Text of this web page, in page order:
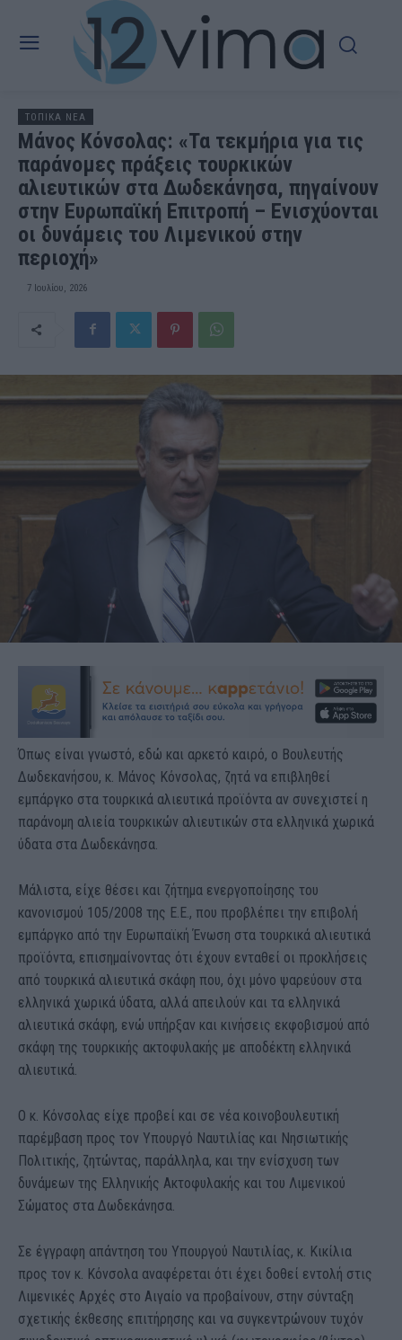
ΤΟΠΙΚΑ ΝΕΑ
Μάνος Κόνσολας: «Τα τεκμήρια για τις
παράνομες πράξεις τουρκικών
αλιευτικών στα Δωδεκάνησα, πηγαίνουν
στην Ευρωπαϊκή Επιτροπή – Ενισχύονται
οι δυνάμεις του Λιμενικού στην
περιοχή»
7 Ιουλίου, 2026
Όπως είναι γνωστό, εδώ και αρκετό καιρό, ο Βουλευτής
Δωδεκανήσου, κ. Μάνος Κόνσολας, ζητά να επιβληθεί
εμπάργκο στα τουρκικά αλιευτικά προϊόντα αν συνεχιστεί η
παράνομη αλιεία τουρκικών αλιευτικών στα ελληνικά χωρικά
ύδατα στα Δωδεκάνησα.
Μάλιστα, είχε θέσει και ζήτημα ενεργοποίησης του
κανονισμού 105/2008 της Ε.Ε., που προβλέπει την επιβολή
εμπάργκο από την Ευρωπαϊκή Ένωση στα τουρκικά αλιευτικά
προϊόντα, επισημαίνοντας ότι έχουν ενταθεί οι προκλήσεις
από τουρκικά αλιευτικά σκάφη που, όχι μόνο ψαρεύουν στα
ελληνικά χωρικά ύδατα, αλλά απειλούν και τα ελληνικά
αλιευτικά σκάφη, ενώ υπήρξαν και κινήσεις εκφοβισμού από
σκάφη της τουρκικής ακτοφυλακής με αποδέκτη ελληνικά
αλιευτικά.
Ο κ. Κόνσολας είχε προβεί και σε νέα κοινοβουλευτική
παρέμβαση προς τον Υπουργό Ναυτιλίας και Νησιωτικής
Πολιτικής, ζητώντας, παράλληλα, και την ενίσχυση των
δυνάμεων της Ελληνικής Ακτοφυλακής και του Λιμενικού
Σώματος στα Δωδεκάνησα.
Σε έγγραφη απάντηση του Υπουργού Ναυτιλίας, κ. Κικίλια
προς τον κ. Κόνσολα αναφέρεται ότι έχει δοθεί εντολή στις
Λιμενικές Αρχές στο Αιγαίο να προβαίνουν, στην σύνταξη
σχετικής έκθεσης επιτήρησης και να συγκεντρώνουν τυχόν